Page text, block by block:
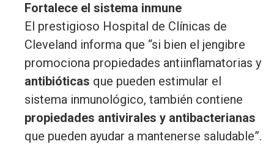
Fortalece el sistema inmune
El prestigioso Hospital de Clínicas de
Cleveland informa que “si bien el jengibre
promociona propiedades antiinflamatorias y
antibióticas que pueden estimular el
sistema inmunológico, también contiene
propiedades antivirales y antibacterianas
que pueden ayudar a mantenerse saludable”.